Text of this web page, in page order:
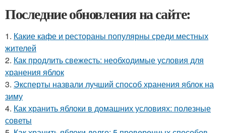
Последние обновления на сайте:
1. Какие кафе и рестораны популярны среди местных
жителей
2. Как продлить свежесть: необходимые условия для
хранения яблок
3. Эксперты назвали лучший способ хранения яблок на
зиму
4. Как хранить яблоки в домашних условиях: полезные
советы